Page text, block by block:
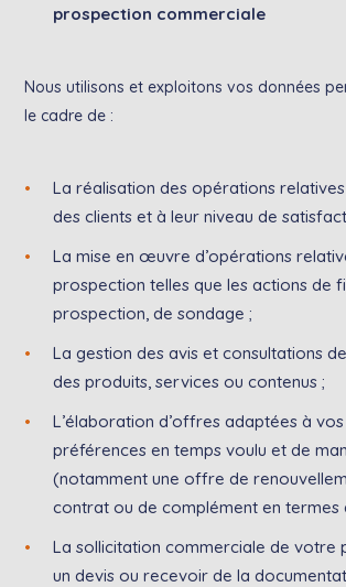
prospection commerciale
Nous utilisons et exploitons vos données
le cadre de :
La réalisation des opérations
des clients et à leur niveau de
La mise en œuvre d’opérations
prospection telles que les actions de
prospection, de sondage ;
La gestion des avis et consultations
des produits, services ou contenus ;
L’élaboration d’offres adaptées à
préférences en temps voulu et de
(notamment une offre de
contrat ou de complément en termes
La sollicitation commerciale de votre
un devis ou recevoir de la